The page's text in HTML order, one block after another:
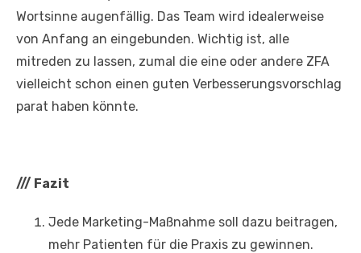
Wortsinne augenfällig. Das Team wird idealerweise
von Anfang an eingebunden. Wichtig ist, alle
mitreden zu lassen, zumal die eine oder andere ZFA
vielleicht schon einen guten Verbesserungsvorschlag
parat haben könnte.
/// Fazit
Jede Marketing-Maßnahme soll dazu beitragen,
mehr Patienten für die Praxis zu gewinnen.